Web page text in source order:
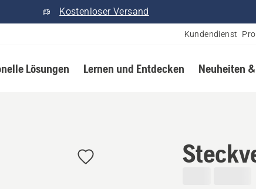
Kostenloser Versand
Kundendienst
Lösungen Lernen und Entdecken Neuheiten